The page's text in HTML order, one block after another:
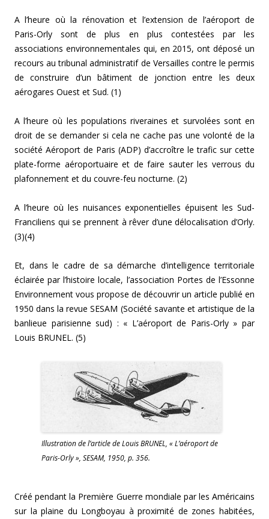
A l’heure où la rénovation et l’extension de l’aéroport de
Paris-Orly sont de plus en plus contestées par les
associations environnementales qui, en 2015, ont déposé un
recours au tribunal administratif de Versailles contre le permis
de construire d’un bâtiment de jonction entre les deux
aérogares Ouest et Sud. (1)
A l’heure où les populations riveraines et survolées sont en
droit de se demander si cela ne cache pas une volonté de la
société Aéroport de Paris (ADP) d’accroître le trafic sur cette
plate-forme aéroportuaire et de faire sauter les verrous du
plafonnement et du couvre-feu nocturne. (2)
A l’heure où les nuisances exponentielles épuisent les Sud-
Franciliens qui se prennent à rêver d’une délocalisation d’Orly.
(3)(4)
Et, dans le cadre de sa démarche d’intelligence territoriale
éclairée par l’histoire locale, l’association Portes de l’Essonne
Environnement vous propose de découvrir un article publié en
1950 dans la revue SESAM (Société savante et artistique de la
banlieue parisienne sud) : « L’aéroport de Paris-Orly » par
Louis BRUNEL. (5)
Illustration de l’article de Louis BRUNEL, « L’aéroport de
Paris-Orly », SESAM, 1950, p. 356.
Créé pendant la Première Guerre mondiale par les Américains
sur la plaine du Longboyau à proximité de zones habitées,